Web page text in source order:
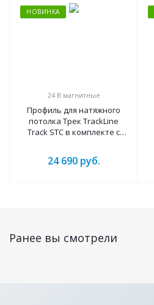
НОВИНКА
24 B магнитные
Профиль для натяжного
потолка Трек TrackLine
Track STC в комплекте с
ral9005 черный)
24 690руб.
Ранее вы смотрели